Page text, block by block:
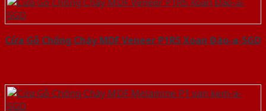
Cửa Gỗ Chống Cháy MDF Veneer P1R5 Xoan Đào-a-SGD